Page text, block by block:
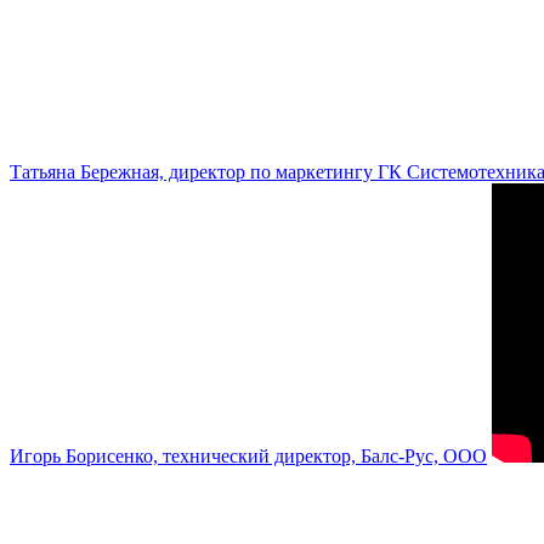
Татьяна Бережная, директор по маркетингу ГК Системотехника
Игорь Борисенко, технический директор, Балс-Рус, ООО